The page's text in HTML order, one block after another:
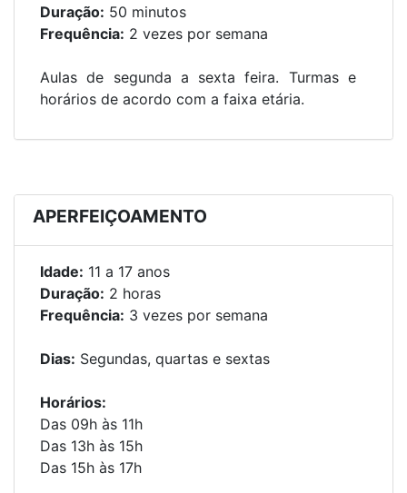
Duração: 50 minutos
Frequência: 2 vezes por semana
Aulas de segunda a sexta feira. Turmas e
horários de acordo com a faixa etária.
APERFEIÇOAMENTO
Idade: 11 a 17 anos
Duração: 2 horas
Frequência: 3 vezes por semana
Dias: Segundas, quartas e sextas
Horários:
Das 09h às 11h
Das 13h às 15h
Das 15h às 17h